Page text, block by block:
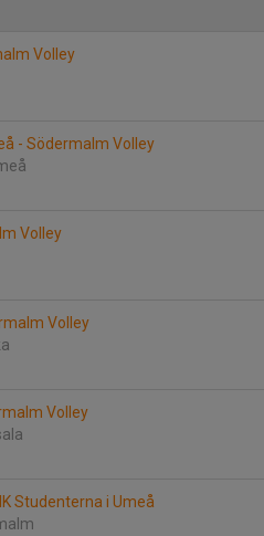
Volley
- Södermalm Volley
Volley
Volley
Volley
Studenterna i Umeå